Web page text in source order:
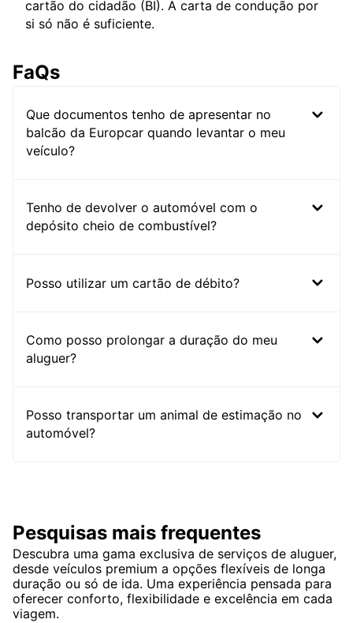
cartão do cidadão (BI). A carta de condução por
si só não é suficiente.
FaQs
Que documentos tenho de apresentar no
balcão da Europcar quando levantar o meu
veículo?
Tenho de devolver o automóvel com o
depósito cheio de combustível?
Posso utilizar um cartão de débito?
Como posso prolongar a duração do meu
aluguer?
Posso transportar um animal de estimação no
automóvel?
Pesquisas mais frequentes
Descubra uma gama exclusiva de serviços de aluguer,
desde veículos premium a opções flexíveis de longa
duração ou só de ida. Uma experiência pensada para
oferecer conforto, flexibilidade e excelência em cada
viagem.